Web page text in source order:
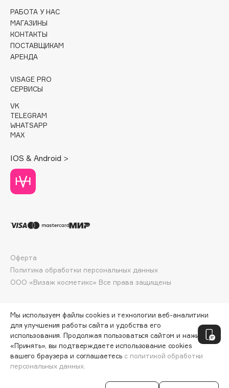
Crescina
Cunzite
Curaprox
D
DABO
DARLING*
Darphin
Deonica
Dessange
Dior
Dolce & Gabbana
DP Daily Perfection
Dr. Vranjes Firenze
Dr.Jart+
DSD de Luxe
Dyson
ДОБАВИТЬ В КОРЗИНУ
РАБОТА У НАС
МАГАЗИНЫ
КОНТАКТЫ
ПОСТАВЩИКАМ
АРЕНДА
VISAGE PRO
СЕРВИСЫ
VK
TELEGRAM
WHATSAPP
MAX
IOS & Android >
ООО «Визаж косметикс» Все права защищены
Оферта
Политика обработки персональных данных
Мы используем файлы cookies и технологии веб-аналитики
для улучшения работы сайта и удобства его
использования. Продолжая пользоваться сайтом и нажимая
«Принять», вы подтверждаете использование cookies
вашего браузера и соглашаетесь с политикой обработки
персональных данных.